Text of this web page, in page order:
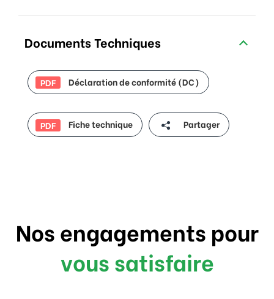
Documents Techniques
PDF Déclaration de conformité (DC)
PDF Fiche technique Partager
Nos engagements pour
vous satisfaire